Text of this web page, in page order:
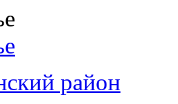
район